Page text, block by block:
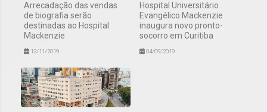
Arrecadação das vendas
de biografia serão
destinadas ao Hospital
Mackenzie
13/11/2019
Hospital Universitário
Evangélico Mackenzie
inaugura novo pronto-
socorro em Curitiba
04/09/2019